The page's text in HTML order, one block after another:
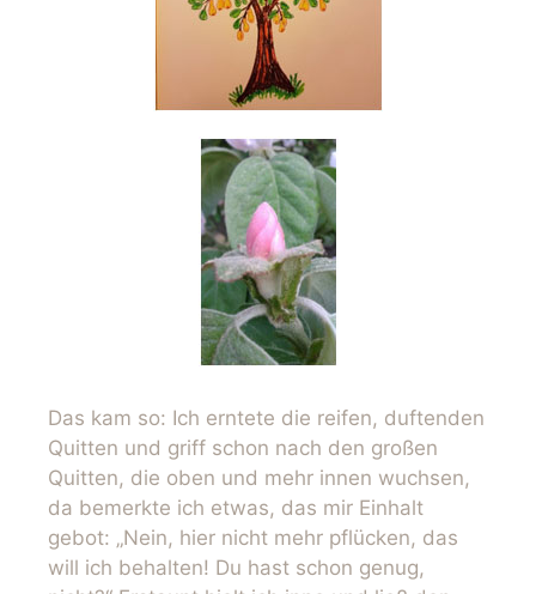
Das kam so: Ich erntete die reifen, duftenden
Quitten und griff schon nach den großen
Quitten, die oben und mehr innen wuchsen,
da bemerkte ich etwas, das mir Einhalt
gebot: „Nein, hier nicht mehr pflücken, das
will ich behalten! Du hast schon genug,